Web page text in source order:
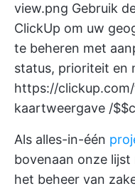
view.png Gebruik
ClickUp om uw
te beheren met
status, prioriteit en
https://
kaartweergave /
Als alles-in-één
bovenaan onze
het beheer van